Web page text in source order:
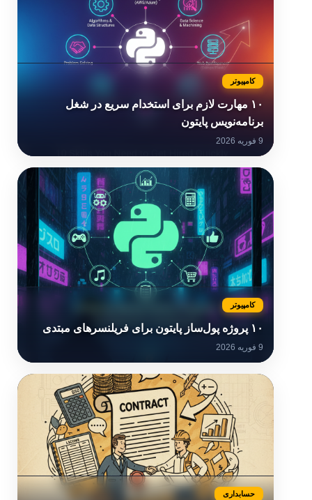
کامپیوتر
۱۰ مهارت لازم برای استخدام سریع در شغل
برنامه‌نویس پایتون
9 فوریه 2026
کامپیوتر
۱۰ پروژه پول‌ساز پایتون برای فریلنسرهای مبتدی
9 فوریه 2026
حسابداری